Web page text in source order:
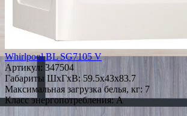
Whirlpool BL SG7105 V
Артикул: 347504
Габариты ШxГxВ: 59.5x43x83.7
Максимальная загрузка белья, кг: 7
Класс энергопотребления: A